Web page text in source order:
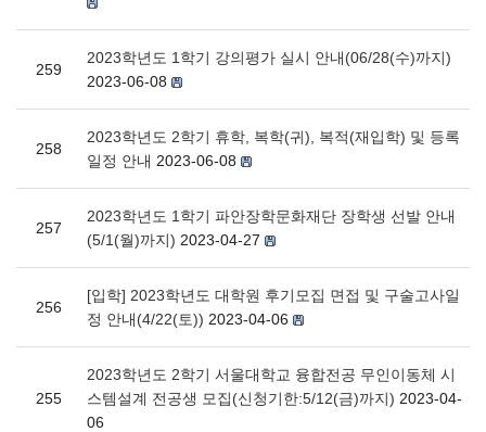
259
2023학년도 1학기 강의평가 실시 안내(06/28(수)까지)
2023-06-08
258
2023학년도 2학기 휴학, 복학(귀), 복적(재입학) 및 등록
일정 안내 2023-06-08
257
2023학년도 1학기 파안장학문화재단 장학생 선발 안내
(5/1(월)까지) 2023-04-27
256
[입학] 2023학년도 대학원 후기모집 면접 및 구술고사일
정 안내(4/22(토)) 2023-04-06
255
2023학년도 2학기 서울대학교 융합전공 무인이동체 시
스템설계 전공생 모집(신청기한:5/12(금)까지) 2023-04-
06